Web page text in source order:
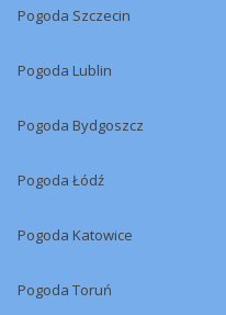
Pogoda Szczecin
Pogoda Lublin
Pogoda Bydgoszcz
Pogoda Łódź
Pogoda Katowice
Pogoda Toruń